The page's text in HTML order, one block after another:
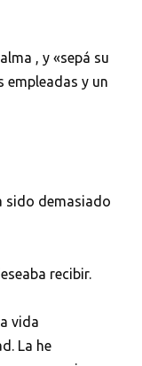
, y «sepá su
empleadas y un
sido demasiado
recibir.
vida
La he